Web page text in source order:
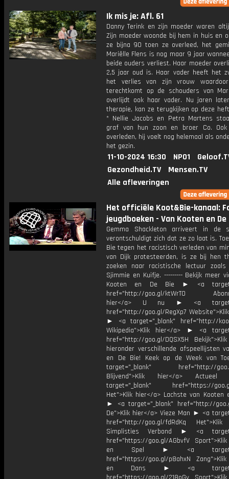
Ik mis je: Afl. 61
Danny Terink en zijn moeder waren
Zijn moeder woonde bij hem in huis en
ze bijna 90 toen ze overleed, het
Mariëlle Flens is nog maar 9 jaar
beide ouders verliest. Haar moeder
2,5 jaar oud is. Haar vader heeft het
het verlies van zijn vrouw
terechtkomt op de schouders van
overlijdt ook haar vader. Nu jaren
therapie, kan ze terugkijken op deze
* Nellie Jacobs en Petra Martens
graf van hun zoon en broer Co.
overleden, hij voelt nog helemaal als
het gezin.
11-10-2024 16:30 NPO1
Gezondheid.TV
Mensen.TV
Alle afleveringen
Het officiële Koot&Bie-kanaal:
jeugdboeken - Van Kooten en De
Gemma Shackleton arriveert in de
verontschuldigt zich dat ze zo laat is.
Bie tegen het racistisch verleden van
van Dijk protesteerden, is ze bij hen
zoeken naar racistische lectuur
Sjimmie en Kuifje. --------- Bekijk meer
Kooten en De Bie ► <a
href="http://goo.gl/ktWrT0
hier</a> U nu ► <a
href="http://goo.gl/RegXp7
► <a target="_blank" href="http://
Wikipedia">Klik hier</a> ► <a
href="http://goo.gl/DQSX5H
hieronder verschillende afspeellijsten
en De Bie! Keek op de Week van
target="_blank" href="http://
Blijvend">Klik hier</a>
target="_blank" href="https://
Het">Klik hier</a> Lachste van Kooten
► <a target="_blank" href="http://
De">Klik hier</a> Vieze Man ► <a
href="http://goo.gl/fdRdKq
Simplisties Verbond ► <a
href="https://goo.gl/AGbvfV
en Spel ► <a
href="https://goo.gl/p8ahxN
en Dans ► <a